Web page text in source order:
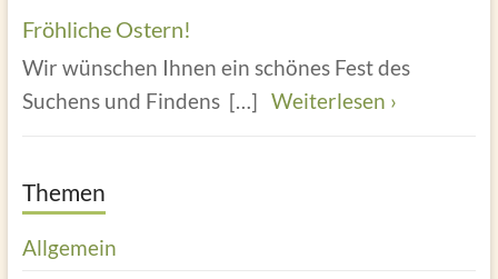
Fröhliche Ostern!
Wir wünschen Ihnen ein schönes Fest des
Suchens und Findens […] Weiterlesen ›
Themen
Allgemein